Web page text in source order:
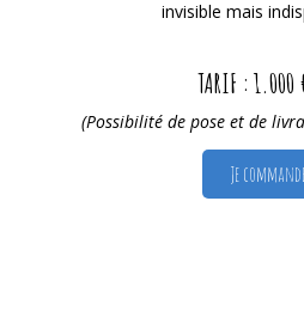
invisible mais
TARIF : 1.000
(Possibilité de pose et de
Je